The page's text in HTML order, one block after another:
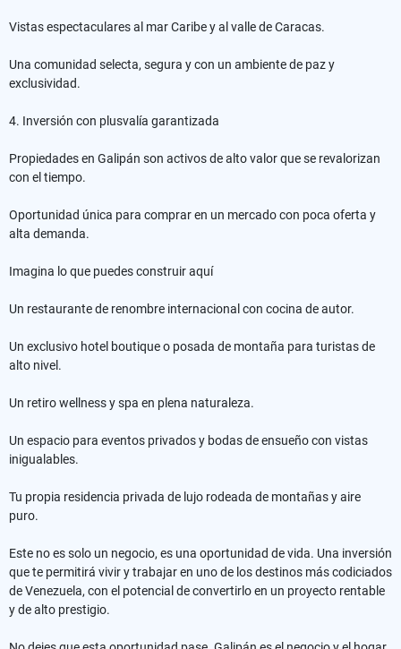
Vistas espectaculares al mar Caribe y al valle de Caracas.
Una comunidad selecta, segura y con un ambiente de paz y
exclusividad.
4. Inversión con plusvalía garantizada
Propiedades en Galipán son activos de alto valor que se revalorizan
con el tiempo.
Oportunidad única para comprar en un mercado con poca oferta y
alta demanda.
Imagina lo que puedes construir aquí
Un restaurante de renombre internacional con cocina de autor.
Un exclusivo hotel boutique o posada de montaña para turistas de
alto nivel.
Un retiro wellness y spa en plena naturaleza.
Un espacio para eventos privados y bodas de ensueño con vistas
inigualables.
Tu propia residencia privada de lujo rodeada de montañas y aire
puro.
Este no es solo un negocio, es una oportunidad de vida. Una inversión
que te permitirá vivir y trabajar en uno de los destinos más codiciados
de Venezuela, con el potencial de convertirlo en un proyecto rentable
y de alto prestigio.